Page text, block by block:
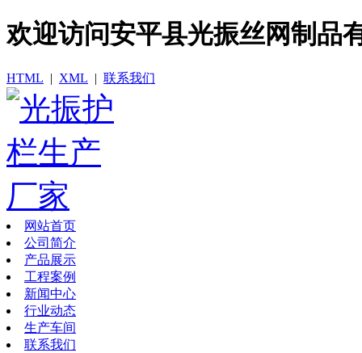
欢迎访问​安平县光振丝网制品
HTML | XML | 联系我们
网站首页
公司简介
产品展示
工程案例
新闻中心
行业动态
生产车间
联系我们